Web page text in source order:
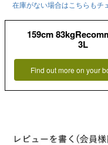
在庫がない場合はこちらもチ
159cm
3L
Find out more on your